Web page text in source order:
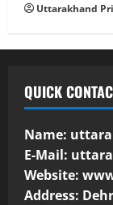
Uttarakhand
QUICK
Name:
E-Mail:
Website:
Address: